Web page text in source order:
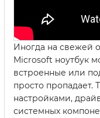
Иногда на свежей
Microsoft ноутбук
встроенные или
просто пропадает.
настройками,
системных